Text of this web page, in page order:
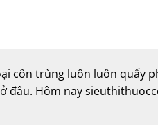
côn trùng luôn luôn quấy
đâu. Hôm nay